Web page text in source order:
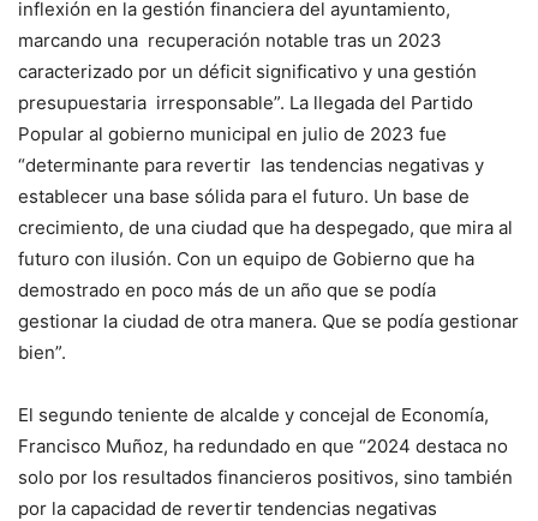
inflexión en la gestión financiera del ayuntamiento,
marcando una recuperación notable tras un 2023
caracterizado por un déficit significativo y una gestión
presupuestaria irresponsable”. La llegada del Partido
Popular al gobierno municipal en julio de 2023 fue
“determinante para revertir las tendencias negativas y
establecer una base sólida para el futuro. Un base de
crecimiento, de una ciudad que ha despegado, que mira al
futuro con ilusión. Con un equipo de Gobierno que ha
demostrado en poco más de un año que se podía
gestionar la ciudad de otra manera. Que se podía gestionar
bien”.
El segundo teniente de alcalde y concejal de Economía,
Francisco Muñoz, ha redundado en que “2024 destaca no
solo por los resultados financieros positivos, sino también
por la capacidad de revertir tendencias negativas